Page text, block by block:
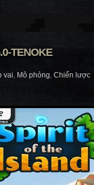
TENOKE
vai, Mô phỏng, Chiến lược